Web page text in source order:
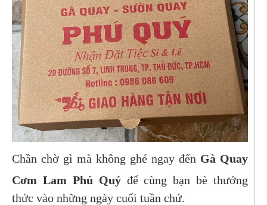
Chần chờ gì mà không ghé ngay đến Gà Quay
Cơm Lam Phú Quýđể cùng bạn bè thưởng
thức vào những ngày cuối tuần chứ.